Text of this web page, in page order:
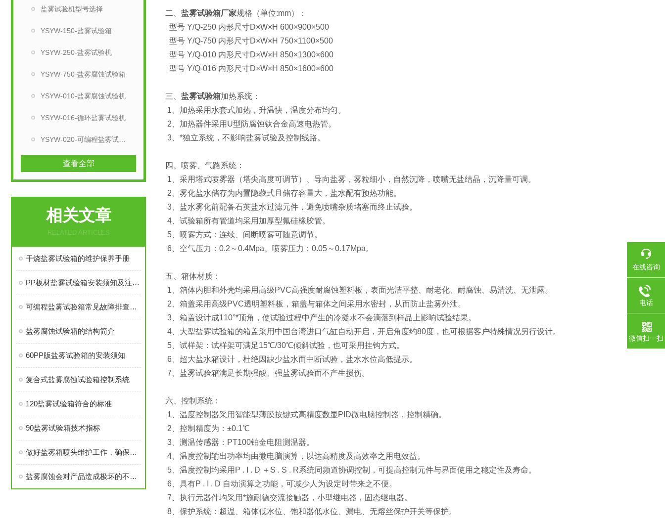
盐雾试验机型号选择
YSYW-150-盐雾试验箱
YSYW-250-盐雾试验机
YSYW-750-盐雾腐蚀试验箱
YSYW-010-盐雾腐蚀试验机
YSYW-016-循环盐雾试验机
查看全部
相关文章
RELATED ARTICLES
干烧盐雾试验箱的维护保养手册
PP板材盐雾试验箱安装须知及注意事项
可编程盐雾试验箱常见故障排查与塔式喷雾系统的日常维护技巧
盐雾腐蚀试验箱的结构简介
60PP版盐雾试验箱的安装须知
复合式盐雾腐蚀试验箱控制系统
120盐雾试验箱符合的标准
90盐雾试验箱技术指标
做好盐雾箱喷头维护工作，确保盐雾喷出效果
盐雾腐蚀会对产品造成极坏的不良反应
二、 盐雾试验箱厂家规格（单位:mm）：
型号 Y/Q-250 内形尺寸D×W×H 600×900×500
型号 Y/Q-750 内形尺寸D×W×H 750×1100×500
型号 Y/Q-010 内形尺寸D×W×H 850×1300×600
型号 Y/Q-016 内形尺寸D×W×H 850×1600×600
三、 盐雾试验箱加热系统：
1、加热采用水套式加热，升温快，温度分布均匀。
2、加热器件采用U型防腐蚀钛合金高速电热管。
3、*独立系统，不影响盐雾试验及控制线路。
四、喷雾、气路系统：
1、采用塔式喷雾器（塔尖高度可调节）、导向盐雾，雾粒细小，自然沉降，喷嘴无盐结晶，沉降量可调。
2、雾化盐水储存为内置隐藏式且储存容量大，盐水配有预热功能。
3、盐水雾化前配备石英盐水过滤元件，避免喷嘴杂质堵塞而终止试验。
4、试验箱所有管道均采用加厚型氟硅橡胶管。
5、喷雾方式：连续、间断喷雾可随意调节。
6、空气压力：0.2～0.4Mpa、喷雾压力：0.05～0.17Mpa。
五、箱体材质：
1、箱体内胆和外壳均采用高级PVC高强度耐腐蚀塑料板，表面光洁平整、耐老化、耐腐蚀、易清洗、无泄露。
2、箱盖采用高级PVC透明塑料板，箱盖与箱体之间采用水密封，从而防止盐雾外泄。
3、箱盖设计成110°*顶角，使试验过程中产生的冷凝水不会滴落到样品上影响试验结果。
4、大型盐雾试验箱的箱盖采用中国台湾进口气缸自动开启，开启角度约80度，也可根据客户特殊情况另行设计。
5、试样架：试样架可满足15℃/30℃倾斜试验，也可采用挂钩方式。
6、超大盐水箱设计，杜绝因缺少盐水而中断试验，盐水水位高低提示。
7、盐雾试验箱满足长期强酸、强盐雾试验而不产生损伤。
六、控制系统：
1、温度控制器采用智能型薄膜按键式高精度数显PID微电脑控制器，控制精确。
2、控制精度为：±0.1℃
3、测温传感器：PT100铂金电阻测温器。
4、温度控制输出功率均由微电脑演算，以达高精度及高效率之用电效益。
5、温度控制均采用P . I . D ＋S . S . R系统同频道协调控制，可提高控制元件与界面使用之稳定性及寿命。
6、具有P . I . D 自动演算之功能，可减少人为设定时带来之不便。
7、执行元器件均采用*施耐德交流接触器，小型继电器，固态继电器。
8、保护系统：超温、箱体低水位、饱和器低水位、漏电、无熔丝保护开关等保护。
在线咨询
电话
微信扫一扫